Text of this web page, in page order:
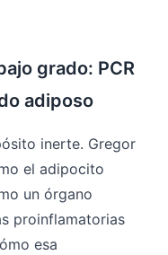
grado: PCR
adiposo
inerte. Gregor
el adipocito
un órgano
proinflamatorias
esa